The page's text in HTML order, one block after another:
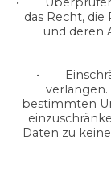
das Recht,
und deren
•
bestimmten
Daten zu